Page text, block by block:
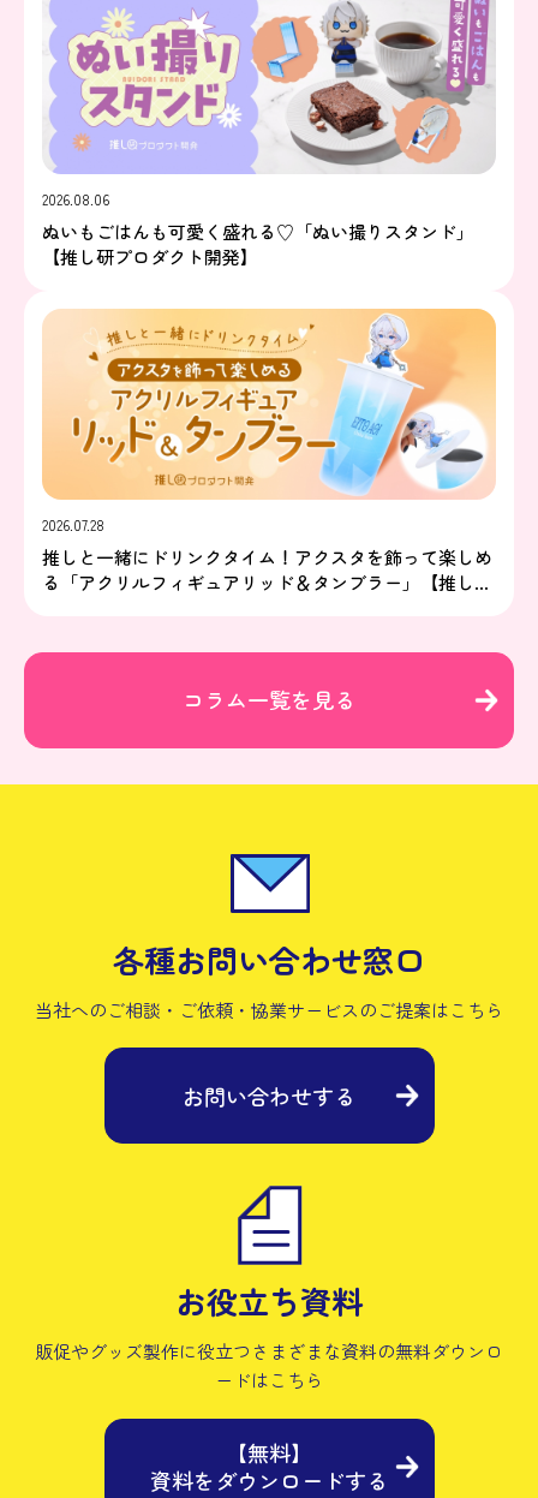
2026.08.06
ぬいもごはんも可愛く盛れる♡「ぬい撮りスタンド」
【推し研プロダクト開発】
2026.07.28
推しと一緒にドリンクタイム！アクスタを飾って楽しめ
る「アクリルフィギュアリッド＆タンブラー」【推し研
コラム一覧を見る
各種お問い合わせ窓口
当社へのご相談・ご依頼・協業サービスのご提案はこちら
お問い合わせする
お役立ち資料
販促やグッズ製作に役立つさまざまな資料の無料ダウンロ
ードはこちら
【無料】
資料をダウンロードする